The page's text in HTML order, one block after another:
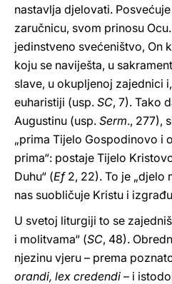
nastavlja djelovati.
zaručnicu, svom prinosu
jedinstveno svećeništvo, On
koju se naviješta, u
slave, u okupljenoj zajednici
euharistiji (usp. SC, 7). Tako
Augustinu (usp. Serm., 277),
„prima Tijelo Gospodinovo i
prima“: postaje Tijelo
Duhu“ (Ef2, 22). To je „djelo
nas suobličuje Kristu i
U svetoj liturgiji to se
i molitvama“ (SC, 48).
njezinu vjeru – prema
orandi, lex credendi – i